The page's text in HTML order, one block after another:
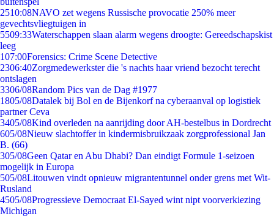
2510:08NAVO zet wegens Russische provocatie 250% meer
gevechtsvliegtuigen in
5509:33Waterschappen slaan alarm wegens droogte: Gereedschapskist
leeg
107:00Forensics: Crime Scene Detective
2306:40Zorgmedewerkster die 's nachts haar vriend bezocht terecht
ontslagen
3306/08Random Pics van de Dag #1977
1805/08Datalek bij Bol en de Bijenkorf na cyberaanval op logistiek
partner Ceva
3405/08Kind overleden na aanrijding door AH-bestelbus in Dordrecht
605/08Nieuw slachtoffer in kindermisbruikzaak zorgprofessional Jan
B. (66)
305/08Geen Qatar en Abu Dhabi? Dan eindigt Formule 1-seizoen
mogelijk in Europa
505/08Litouwen vindt opnieuw migrantentunnel onder grens met Wit-
Rusland
4505/08Progressieve Democraat El-Sayed wint nipt voorverkiezing
Michigan